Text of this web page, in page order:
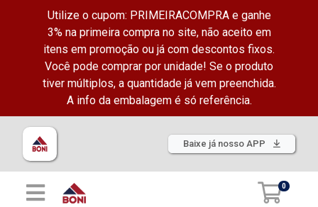
Utilize o cupom: PRIMEIRACOMPRA e ganhe
3% na primeira compra no site, não aceito em
itens em promoção ou já com descontos fixos.
Você pode comprar por unidade! Se o produto
tiver múltiplos, a quantidade já vem preenchida.
A info da embalagem é só referência.
Baixe já nosso APP
0